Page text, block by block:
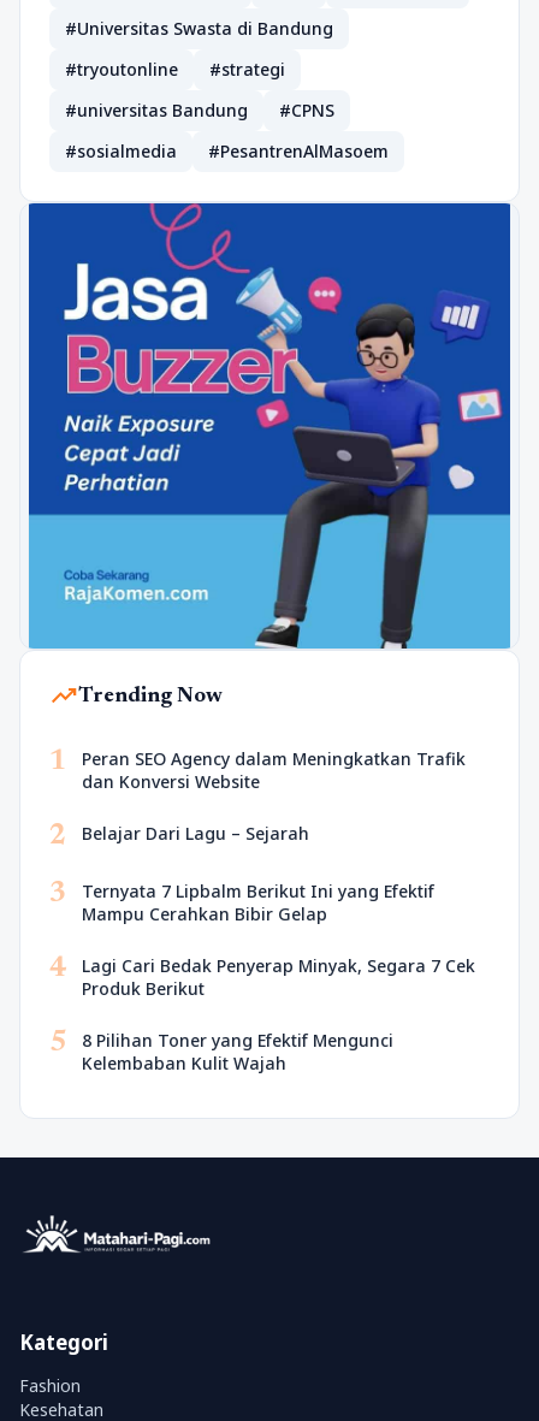
#Universitas Swasta di Bandung
#tryoutonline
#strategi
#universitas Bandung
#CPNS
#sosialmedia
#PesantrenAlMasoem
trending_upTrending Now
1
Peran SEO Agency dalam Meningkatkan Trafik
dan Konversi Website
2 Belajar Dari Lagu – Sejarah
3
Ternyata 7 Lipbalm Berikut Ini yang Efektif
Mampu Cerahkan Bibir Gelap
4
Lagi Cari Bedak Penyerap Minyak, Segara 7 Cek
Produk Berikut
5
8 Pilihan Toner yang Efektif Mengunci
Kelembaban Kulit Wajah
Kategori
Fashion
Kesehatan